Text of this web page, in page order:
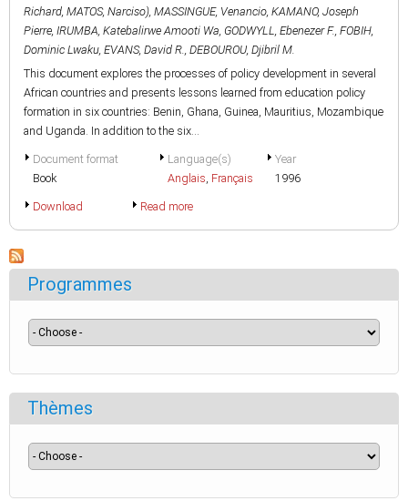
Richard, MATOS, Narciso), MASSINGUE, Venancio, KAMANO, Joseph
Pierre, IRUMBA, Katebalirwe Amooti Wa, GODWYLL, Ebenezer F., FOBIH,
Dominic Lwaku, EVANS, David R., DEBOUROU, Djibril M.
This document explores the processes of policy development in several
African countries and presents lessons learned from education policy
formation in six countries: Benin, Ghana, Guinea, Mauritius, Mozambique
and Uganda. In addition to the six...
Document format
Book
Language(s)
Anglais, Français
Year
1996
Download Read more
Programmes
Thèmes